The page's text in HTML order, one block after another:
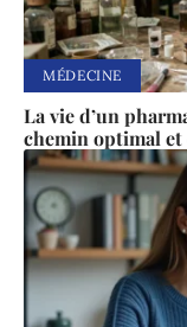
MÉDECINE
La vie d’un
chemin optimal